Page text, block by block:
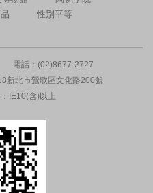
性別平等
電話：(02)8677-2727
新北市鶯歌區文化路200號
IE10(含)以上